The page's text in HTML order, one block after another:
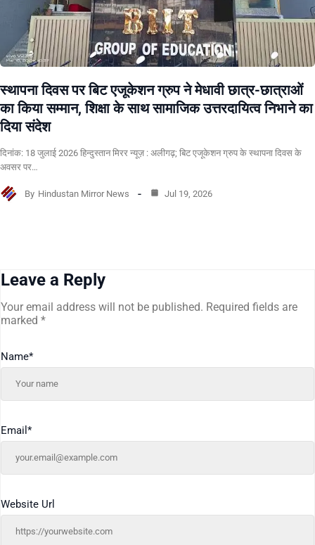
स्थापना दिवस पर बिट एजूकेशन ग्रुप ने मेधावी छात्र-छात्राओं
का किया सम्मान, शिक्षा के साथ सामाजिक उत्तरदायित्व निभाने का
दिया संदेश
दिनांक: 18 जुलाई 2026 हिन्दुस्तान मिरर न्यूज़ : अलीगढ़; बिट एजूकेशन ग्रुप के स्थापना दिवस के
अवसर पर…
By Hindustan Mirror News Jul 19, 2026
Leave a Reply
Your email address will not be published. Required fields are
marked *
Name*
Email *
Website Url